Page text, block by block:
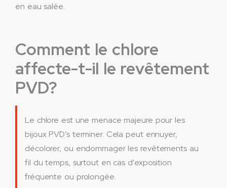
en eau salée.
Comment le chlore
affecte-t-il le revêtement
PVD?
Le chlore est une menace majeure pour les
bijoux PVD’s terminer. Cela peut ennuyer,
décolorer, ou endommager les revêtements au
fil du temps, surtout en cas d'exposition
fréquente ou prolongée.